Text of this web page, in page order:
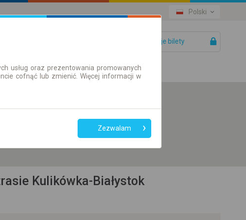
Polski
Twoje bilety
przesiadek
Tylko bilet online
Kulikówka-Białystok
usług oraz prezentowania promowanych
cofnąć lub zmienić. Więcej informacji w
Zezwalam